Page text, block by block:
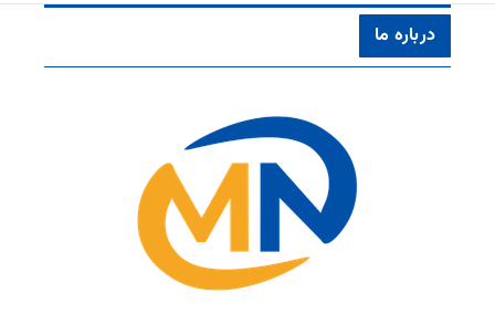
درباره ما